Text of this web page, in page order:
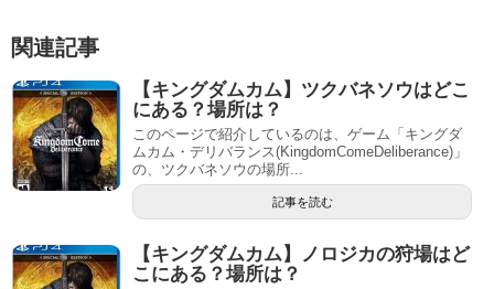
関連記事
【キングダムカム】ツクバネソウはどこ
にある？場所は？
このページで紹介しているのは、ゲーム「キングダ
ムカム・デリバランス(KingdomComeDeliberance)」
の、ツクバネソウの場所...
記事を読む
【キングダムカム】ノロジカの狩場はど
こにある？場所は？